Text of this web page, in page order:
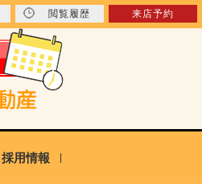
閲覧履歴 来店予約
採用情報